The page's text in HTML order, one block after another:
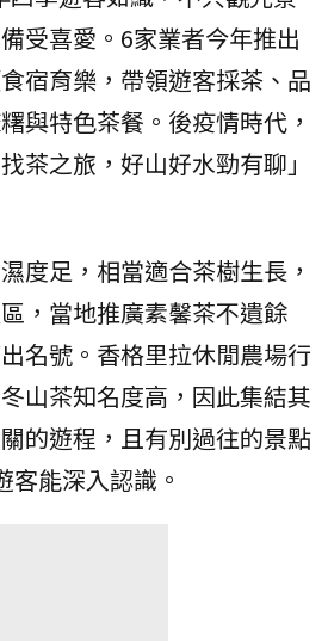
受喜愛。6家業者今年推出
宿育樂，帶領遊客採茶、品
與特色茶餐。後疫情時代，
茶之旅，好山好水勁有聊」
度足，相當適合茶樹生長，
，當地推廣素馨茶不遺餘
名號。香格里拉休閒農場行
山茶知名度高，因此集結其
的遊程，且有別過往的景點
客能深入認識。